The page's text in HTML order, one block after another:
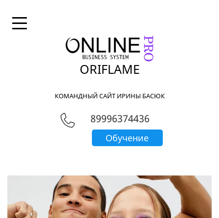
ORIFLAME
КОМАНДНЫЙ САЙТ ИРИНЫ БАСЮК
89996374436
Обучение